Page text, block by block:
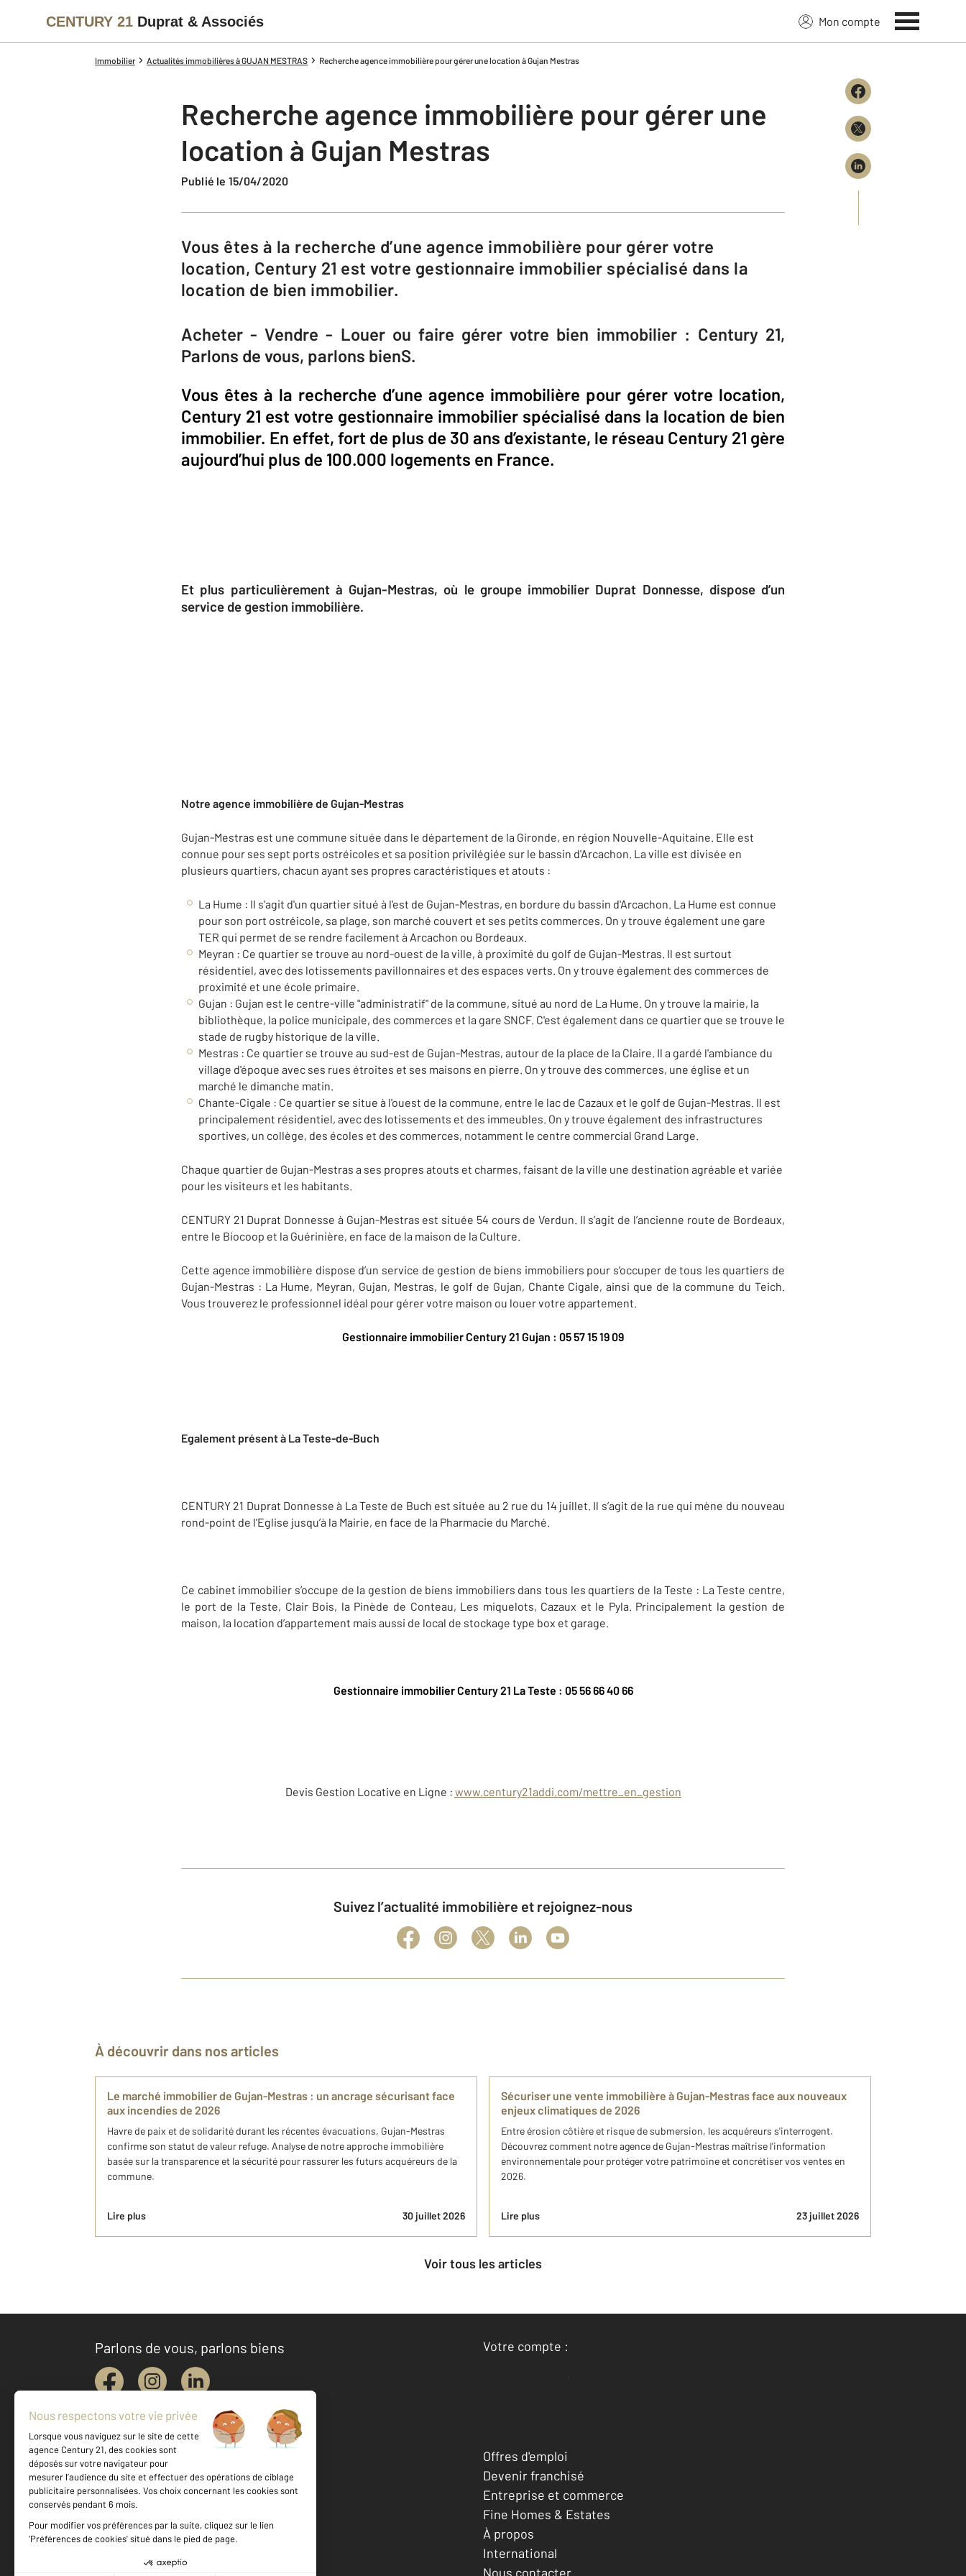
CENTURY 21 Duprat & Associés Mon compte
Immobilier Actualités immobilières à GUJAN MESTRAS Recherche agence immobilière pour gérer une location à Gujan Mestras
Recherche agence immobilière pour gérer une
location à Gujan Mestras
Publié le 15/04/2020
Vous êtes à la recherche d’une agence immobilière pour gérer votre
location, Century 21 est votre gestionnaire immobilier spécialisé dans la
location de bien immobilier.
Acheter - Vendre - Louer ou faire gérer votre bien immobilier : Century 21,
Parlons de vous, parlons bienS.
Vous êtes à la recherche d’une agence immobilière pour gérer votre location,
Century 21 est votre gestionnaire immobilier spécialisé dans la location de bien
immobilier. En effet, fort de plus de 30 ans d’existante, le réseau Century 21 gère
aujourd’hui plus de 100.000 logements en France.
Et plus particulièrement à Gujan-Mestras, où le groupe immobilier Duprat Donnesse, dispose d’un
service de gestion immobilière.
Notre agence immobilière de Gujan-Mestras
Gujan-Mestras est une commune située dans le département de la Gironde, en région Nouvelle-Aquitaine. Elle est
connue pour ses sept ports ostréicoles et sa position privilégiée sur le bassin d'Arcachon. La ville est divisée en
plusieurs quartiers, chacun ayant ses propres caractéristiques et atouts :
La Hume : Il s'agit d'un quartier situé à l'est de Gujan-Mestras, en bordure du bassin d'Arcachon. La Hume est connue
pour son port ostréicole, sa plage, son marché couvert et ses petits commerces. On y trouve également une gare
TER qui permet de se rendre facilement à Arcachon ou Bordeaux.
Meyran : Ce quartier se trouve au nord-ouest de la ville, à proximité du golf de Gujan-Mestras. Il est surtout
résidentiel, avec des lotissements pavillonnaires et des espaces verts. On y trouve également des commerces de
proximité et une école primaire.
Gujan : Gujan est le centre-ville "administratif" de la commune, situé au nord de La Hume. On y trouve la mairie, la
bibliothèque, la police municipale, des commerces et la gare SNCF. C'est également dans ce quartier que se trouve le
stade de rugby historique de la ville.
Mestras : Ce quartier se trouve au sud-est de Gujan-Mestras, autour de la place de la Claire. Il a gardé l'ambiance du
village d'époque avec ses rues étroites et ses maisons en pierre. On y trouve des commerces, une église et un
marché le dimanche matin.
Chante-Cigale : Ce quartier se situe à l'ouest de la commune, entre le lac de Cazaux et le golf de Gujan-Mestras. Il est
principalement résidentiel, avec des lotissements et des immeubles. On y trouve également des infrastructures
sportives, un collège, des écoles et des commerces, notamment le centre commercial Grand Large.
Chaque quartier de Gujan-Mestras a ses propres atouts et charmes, faisant de la ville une destination agréable et variée
pour les visiteurs et les habitants.
CENTURY 21 Duprat Donnesse à Gujan-Mestras est située 54 cours de Verdun. Il s’agit de l’ancienne route de Bordeaux,
entre le Biocoop et la Guérinière, en face de la maison de la Culture.
Cette agence immobilière dispose d’un service de gestion de biens immobiliers pour s’occuper de tous les quartiers de
Gujan-Mestras : La Hume, Meyran, Gujan, Mestras, le golf de Gujan, Chante Cigale, ainsi que de la commune du Teich.
Vous trouverez le professionnel idéal pour gérer votre maison ou louer votre appartement.
Gestionnaire immobilier Century 21 Gujan : 05 57 15 19 09
Egalement présent à La Teste-de-Buch
CENTURY 21 Duprat Donnesse à La Teste de Buch est située au 2 rue du 14 juillet. Il s’agit de la rue qui mène du nouveau
rond-point de l’Eglise jusqu’à la Mairie, en face de la Pharmacie du Marché.
Ce cabinet immobilier s’occupe de la gestion de biens immobiliers dans tous les quartiers de la Teste : La Teste centre,
le port de la Teste, Clair Bois, la Pinède de Conteau, Les miquelots, Cazaux et le Pyla. Principalement la gestion de
maison, la location d’appartement mais aussi de local de stockage type box et garage.
Gestionnaire immobilier Century 21 La Teste : 05 56 66 40 66
Devis Gestion Locative en Ligne : www.century21addi.com/mettre_en_gestion
Suivez l’actualité immobilière et rejoignez-nous
À découvrir dans nos articles
Le marché immobilier de Gujan-Mestras : un ancrage sécurisant face
aux incendies de 2026
Havre de paix et de solidarité durant les récentes évacuations, Gujan-Mestras
confirme son statut de valeur refuge. Analyse de notre approche immobilière
basée sur la transparence et la sécurité pour rassurer les futurs acquéreurs de la
commune.
Lire plus 30 juillet 2026
Sécuriser une vente immobilière à Gujan-Mestras face aux nouveaux
enjeux climatiques de 2026
Entre érosion côtière et risque de submersion, les acquéreurs s'interrogent.
Découvrez comment notre agence de Gujan-Mestras maîtrise l'information
environnementale pour protéger votre patrimoine et concrétiser vos ventes en
2026.
Lire plus 23 juillet 2026
Voir tous les articles
Parlons de vous, parlons biens
Votre compte :
Accéder à mon compte
Votre agence est notée
Achat
Location
Offres d'emploi
Devenir franchisé
Entreprise et commerce
Fine Homes & Estates
À propos
International
Nous contacter